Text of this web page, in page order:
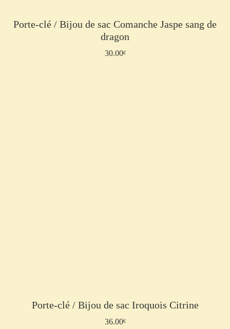
Porte-clé / Bijou de sac Comanche Jaspe sang de
dragon
30.00€
Porte-clé / Bijou de sac Iroquois Citrine
36.00€